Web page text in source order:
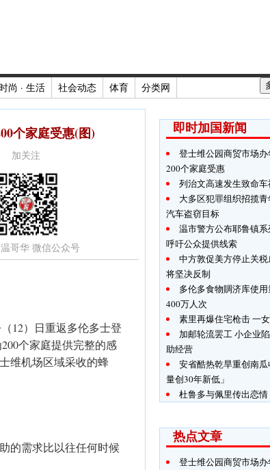
时尚 · 生活 社会动态 体育 分类网
个家庭受惠(图)
加关注
哥华 微信公众号
12）日重返多伦多士登
200个家庭提供完整的感
维机场区域采收的蜂
的需求比以往任何时候
即时加国新闻
登士维公园商贸市场
200个家庭受惠
列治文高速发生致命
大多区犯罪组织招揽
汽车盗窃目标
温市警方公布耶鲁镇
呼吁公众提供线索
中方敦促美方停止关
将坚决反制
多伦多食物賙济库使
400万人次
素里再爆住宅枪击 一
加邮轮流罢工 小企业
助经营
安省酷热乾旱重创南
量创30年新低」
杜鲁多与佩里传出恋
热点文章
登士维公园商贸市场